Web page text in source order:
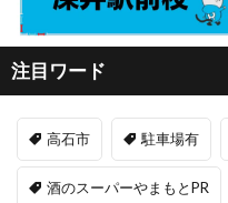
注目ワード
高石市 駐車場有
酒のスーパーやまもとPR